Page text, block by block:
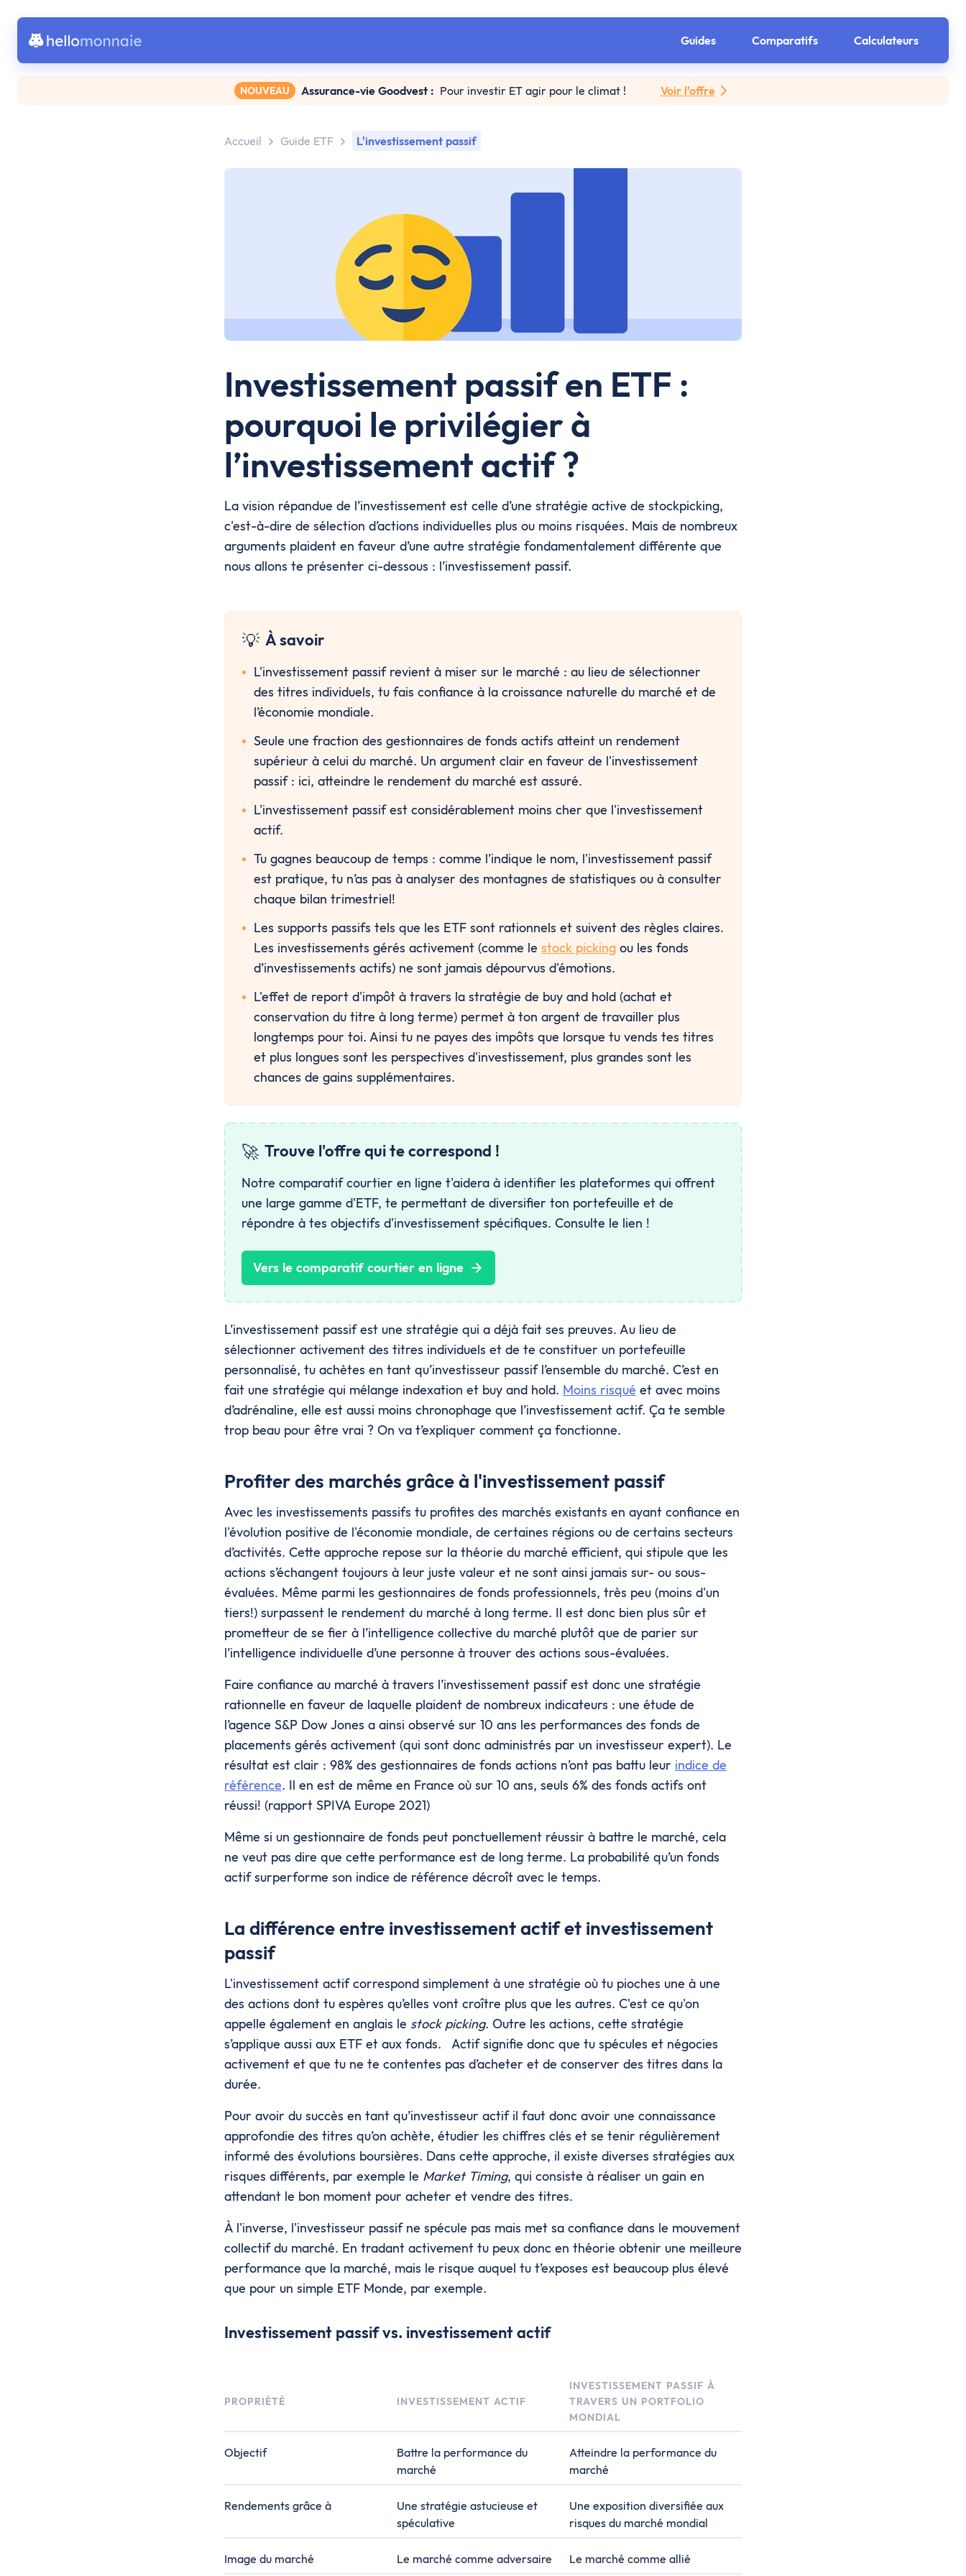
Guides Comparatifs Calculateurs
NOUVEAU Assurance-vie Goodvest : Pour investir ET agir pour le climat ! Voir l'offre
Accueil Guide ETF L'investissement passif
Investissement passif en ETF :
pourquoi le privilégier à
l’investissement actif ?
La vision répandue de l’investissement est celle d’une stratégie active de stockpicking,
c'est-à-dire de sélection d’actions individuelles plus ou moins risquées. Mais de nombreux
arguments plaident en faveur d’une autre stratégie fondamentalement différente que
nous allons te présenter ci-dessous : l’investissement passif.
💡 À savoir
L'investissement passif revient à miser sur le marché : au lieu de sélectionner
des titres individuels, tu fais confiance à la croissance naturelle du marché et de
l’économie mondiale.
Seule une fraction des gestionnaires de fonds actifs atteint un rendement
supérieur à celui du marché. Un argument clair en faveur de l'investissement
passif : ici, atteindre le rendement du marché est assuré.
L'investissement passif est considérablement moins cher que l'investissement
actif.
Tu gagnes beaucoup de temps : comme l’indique le nom, l'investissement passif
est pratique, tu n’as pas à analyser des montagnes de statistiques ou à consulter
chaque bilan trimestriel!
Les supports passifs tels que les ETF sont rationnels et suivent des règles claires.
Les investissements gérés activement (comme le stock picking ou les fonds
d’investissements actifs) ne sont jamais dépourvus d'émotions.
L'effet de report d'impôt à travers la stratégie de buy and hold (achat et
conservation du titre à long terme) permet à ton argent de travailler plus
longtemps pour toi. Ainsi tu ne payes des impôts que lorsque tu vends tes titres
et plus longues sont les perspectives d'investissement, plus grandes sont les
chances de gains supplémentaires.
🚀 Trouve l'offre qui te correspond !
Notre comparatif courtier en ligne t'aidera à identifier les plateformes qui offrent
une large gamme d'ETF, te permettant de diversifier ton portefeuille et de
répondre à tes objectifs d'investissement spécifiques. Consulte le lien !
Vers le comparatif courtier en ligne
L’investissement passif est une stratégie qui a déjà fait ses preuves. Au lieu de
sélectionner activement des titres individuels et de te constituer un portefeuille
personnalisé, tu achètes en tant qu’investisseur passif l’ensemble du marché. C’est en
fait une stratégie qui mélange indexation et buy and hold. Moins risqué et avec moins
d’adrénaline, elle est aussi moins chronophage que l’investissement actif. Ça te semble
trop beau pour être vrai ? On va t’expliquer comment ça fonctionne.
Profiter des marchés grâce à l'investissement passif
Avec les investissements passifs tu profites des marchés existants en ayant confiance en
l'évolution positive de l'économie mondiale, de certaines régions ou de certains secteurs
d’activités. Cette approche repose sur la théorie du marché efficient, qui stipule que les
actions s’échangent toujours à leur juste valeur et ne sont ainsi jamais sur- ou sous-
évaluées. Même parmi les gestionnaires de fonds professionnels, très peu (moins d'un
tiers!) surpassent le rendement du marché à long terme. Il est donc bien plus sûr et
prometteur de se fier à l’intelligence collective du marché plutôt que de parier sur
l’intelligence individuelle d’une personne à trouver des actions sous-évaluées.
Faire confiance au marché à travers l’investissement passif est donc une stratégie
rationnelle en faveur de laquelle plaident de nombreux indicateurs : une étude de
l’agence S&P Dow Jones a ainsi observé sur 10 ans les performances des fonds de
placements gérés activement (qui sont donc administrés par un investisseur expert). Le
résultat est clair : 98% des gestionnaires de fonds actions n’ont pas battu leur indice de
référence. Il en est de même en France où sur 10 ans, seuls 6% des fonds actifs ont
réussi! (rapport SPIVA Europe 2021)
Même si un gestionnaire de fonds peut ponctuellement réussir à battre le marché, cela
ne veut pas dire que cette performance est de long terme. La probabilité qu’un fonds
actif surperforme son indice de référence décroît avec le temps.
La différence entre investissement actif et investissement
passif
L'investissement actif correspond simplement à une stratégie où tu pioches une à une
des actions dont tu espères qu’elles vont croître plus que les autres. C'est ce qu'on
appelle également en anglais le stock picking. Outre les actions, cette stratégie
s’applique aussi aux ETF et aux fonds. Actif signifie donc que tu spécules et négocies
activement et que tu ne te contentes pas d’acheter et de conserver des titres dans la
durée.
Pour avoir du succès en tant qu’investisseur actif il faut donc avoir une connaissance
approfondie des titres qu’on achète, étudier les chiffres clés et se tenir régulièrement
informé des évolutions boursières. Dans cette approche, il existe diverses stratégies aux
risques différents, par exemple le Market Timing, qui consiste à réaliser un gain en
attendant le bon moment pour acheter et vendre des titres.
À l'inverse, l'investisseur passif ne spécule pas mais met sa confiance dans le mouvement
collectif du marché. En tradant activement tu peux donc en théorie obtenir une meilleure
performance que la marché, mais le risque auquel tu t’exposes est beaucoup plus élevé
que pour un simple ETF Monde, par exemple.
Investissement passif vs. investissement actif
PROPRIÉTÉ INVESTISSEMENT ACTIF
INVESTISSEMENT PASSIF À
TRAVERS UN PORTFOLIO
MONDIAL
Objectif
Battre la performance du
marché
Atteindre la performance du
marché
Rendements grâce à
Une stratégie astucieuse et
spéculative
Une exposition diversifiée aux
risques du marché mondial
Image du marché Le marché comme adversaire Le marché comme allié